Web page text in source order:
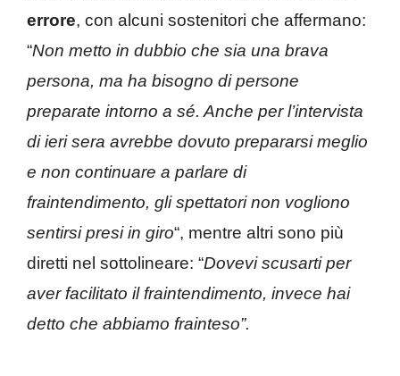
errore, con alcuni sostenitori che affermano:
“Non metto in dubbio che sia una brava
persona, ma ha bisogno di persone
preparate intorno a sé. Anche per l’intervista
di ieri sera avrebbe dovuto prepararsi meglio
e non continuare a parlare di
fraintendimento, gli spettatori non vogliono
sentirsi presi in giro“, mentre altri sono più
diretti nel sottolineare: “Dovevi scusarti per
aver facilitato il fraintendimento, invece hai
detto che abbiamo frainteso”.